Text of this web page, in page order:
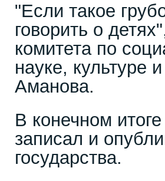
"Если такое
говорить о
комитета по
науке, культуре
Аманова.
В конечном
записал и
государства.